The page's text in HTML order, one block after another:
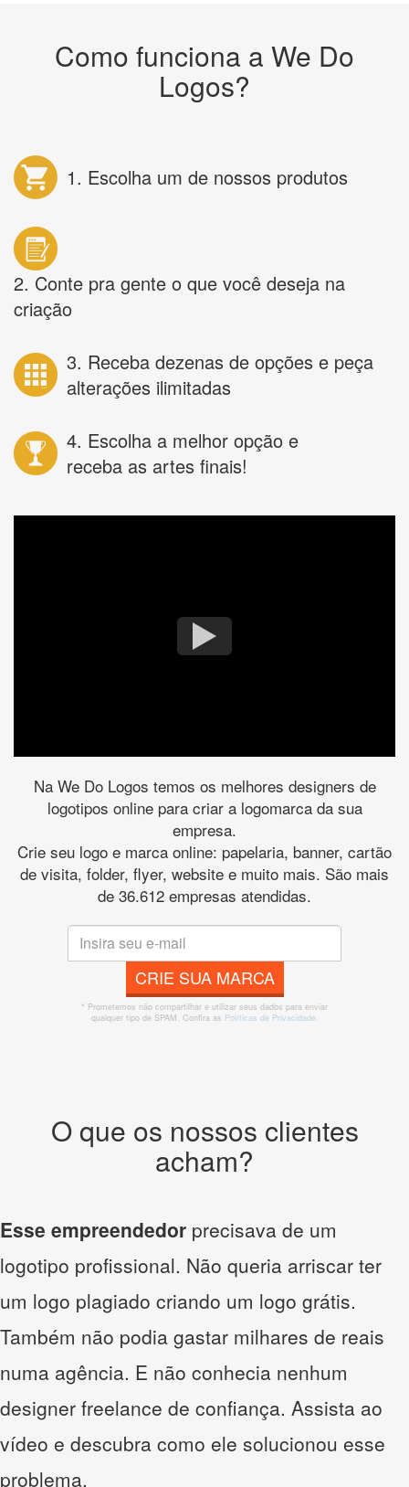
Como funciona a We Do
Logos?
1. Escolha um de nossos produtos
2. Conte pra gente o que você deseja na
criação
3. Receba dezenas de opções e peça
alterações ilimitadas
4. Escolha a melhor opção e
receba as artes finais!
Na We Do Logos temos os melhores designers de
logotipos online para criar a logomarca da sua
empresa.
Crie seu logo e marca online: papelaria, banner, cartão
de visita, folder, flyer, website e muito mais. São mais
de 36.612 empresas atendidas.
CRIE SUA MARCA
* Prometemos não compartilhar e utilizar seus dados para enviar
qualquer tipo de SPAM. Confira as Políticas de Privacidade.
O que os nossos clientes
acham?
Esse empreendedor precisava de um
logotipo profissional. Não queria arriscar ter
um logo plagiado criando um logo grátis.
Também não podia gastar milhares de reais
numa agência. E não conhecia nenhum
designer freelance de confiança. Assista ao
vídeo e descubra como ele solucionou esse
problema.